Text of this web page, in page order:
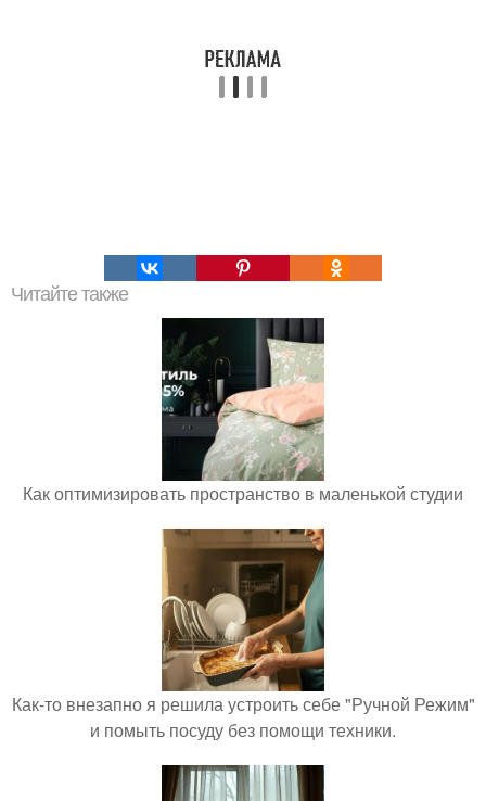
Читайте также
Как оптимизировать пространство в маленькой студии
Как-то внезапно я решила устроить себе "Ручной Режим"
и помыть посуду без помощи техники.